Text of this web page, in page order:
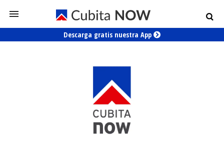
Descarga gratis nuestra App